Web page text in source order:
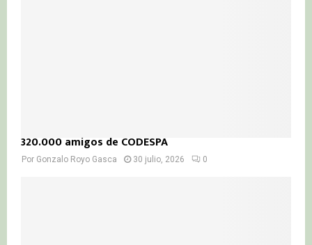
320.000 amigos de CODESPA
Por Gonzalo Royo Gasca 30 julio, 2026 0